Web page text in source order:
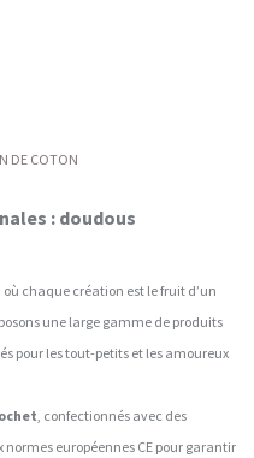
DE COTON
: doudous
où chaque création est le fruit d’un
une large gamme de produits
pour les tout-petits et les amoureux
, confectionnés avec des
européennes CE pour garantir